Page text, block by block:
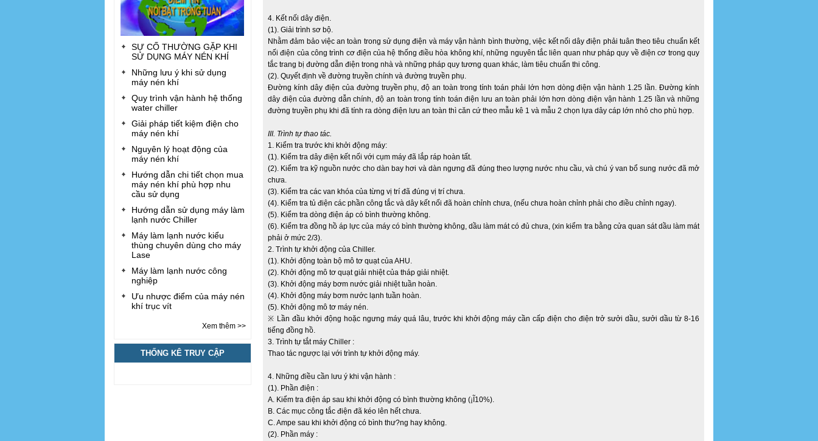
SỰ CỐ THƯỜNG GẶP KHI
SỬ DỤNG MÁY NÉN KHÍ
Những lưu ý khi sử dụng
máy nén khí
Quy trình vận hành hệ thống
water chiller
Giải pháp tiết kiệm điện cho
máy nén khí
Nguyên lý hoạt động của
máy nén khí
Hướng dẫn chi tiết chọn mua
máy nén khí phù hợp nhu
cầu sử dụng
Hướng dẫn sử dụng máy làm
lạnh nước Chiller
Máy làm lạnh nước kiểu
thùng chuyên dùng cho máy
Lase
Máy làm lạnh nước công
nghiệp
Ưu nhược điểm của máy nén
khí trục vít
Xem thêm >>
THỐNG KÊ TRUY CẬP
4. Kết nối dây điện.
(1). Giải trình sơ bộ.
Nhằm đảm bảo việc an toàn trong sử dụng điện và máy vận hành bình thường, việc kết nối dây điện phải tuân theo tiêu chuẩn kết
nối điện của công trình cơ điện của hệ thống điều hòa không khí, những nguyên tắc liên quan như pháp quy về điện cơ trong quy
tắc trang bị đường dẫn điện trong nhà và những pháp quy tương quan khác, làm tiêu chuẩn thi công.
(2). Quyết định về đường truyền chính và đường truyền phụ.
Đường kính dây điện của đường truyền phụ, độ an toàn trong tính toán phải lớn hơn dòng điện vận hành 1.25 lần. Đường kính
dây điện của đường dẫn chính, độ an toàn trong tính toán điện lưu an toàn phải lớn hơn dòng điện vận hành 1.25 lần và những
đường truyền phụ khi đã tính ra dòng điện lưu an toàn thì căn cứ theo mẫu kê 1 và mẫu 2 chọn lựa dây cáp lớn nhỏ cho phù hợp.
III. Trình tự thao tác.
1. Kiểm tra trước khi khởi động máy:
(1). Kiểm tra dây điện kết nối với cụm máy đã lắp ráp hoàn tất.
(2). Kiểm tra kỹ nguồn nước cho dàn bay hơi và dàn ngưng đã đúng theo lượng nước nhu cầu, và chú ý van bổ sung nước đã mở
chưa.
(3). Kiểm tra các van khóa của từng vị trí đã đúng vị trí chưa.
(4). Kiểm tra tủ điện các phần công tắc và dây kết nối đã hoàn chỉnh chưa, (nếu chưa hoàn chỉnh phải cho điều chỉnh ngay).
(5). Kiểm tra dòng điện áp có bình thường không.
(6). Kiểm tra đồng hồ áp lực của máy có bình thường không, dầu làm mát có đủ chưa, (xin kiểm tra bằng cửa quan sát dầu làm mát
phải ở mức 2/3).
2. Trình tự khởi động của Chiller.
(1). Khởi động toàn bộ mô tơ quạt của AHU.
(2). Khởi động mô tơ quạt giải nhiệt của tháp giải nhiệt.
(3). Khởi động máy bơm nước giải nhiệt tuần hoàn.
(4). Khởi động máy bơm nước lạnh tuần hoàn.
(5). Khởi động mô tơ máy nén.
※ Lần đầu khởi động hoặc ngưng máy quá lâu, trước khi khởi động máy cần cấp điện cho điện trở sưởi dầu, sưởi dầu từ 8-16
tiếng đồng hồ.
3. Trình tự tắt máy Chiller :
Thao tác ngược lại với trình tự khởi động máy.
4. Những điều cần lưu ý khi vận hành :
(1). Phần điện :
A. Kiểm tra điện áp sau khi khởi động có bình thường không (¡Ĩ10%).
B. Các mục công tắc điện đã kéo lên hết chưa.
C. Ampe sau khi khởi động có bình thư?ng hay không.
(2). Phần máy :